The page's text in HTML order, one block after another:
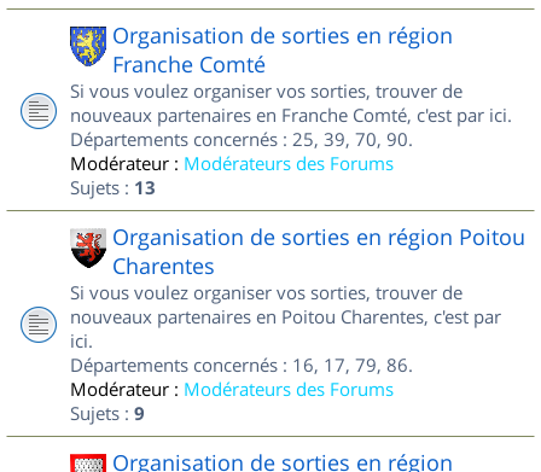
Organisation de sorties en région
Franche Comté
Si vous voulez organiser vos sorties, trouver de
nouveaux partenaires en Franche Comté, c'est par ici.
Départements concernés : 25, 39, 70, 90.
Modérateur : Modérateurs des Forums
Sujets : 13
Organisation de sorties en région Poitou
Charentes
Si vous voulez organiser vos sorties, trouver de
nouveaux partenaires en Poitou Charentes, c'est par
ici.
Départements concernés : 16, 17, 79, 86.
Modérateur : Modérateurs des Forums
Sujets : 9
Organisation de sorties en région